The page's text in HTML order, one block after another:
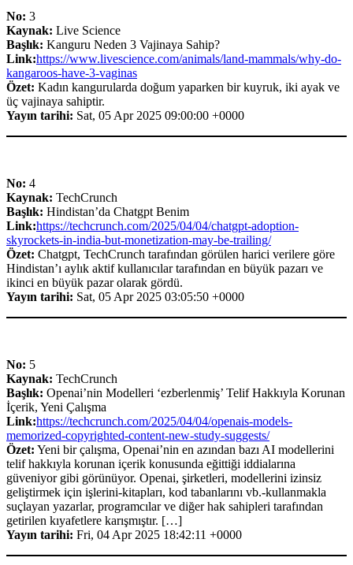
No: 3
Kaynak: Live Science
Başlık: Kanguru Neden 3 Vajinaya Sahip?
Link:https://www.livescience.com/animals/land-mammals/why-do-
kangaroos-have-3-vaginas
Özet: Kadın kangurularda doğum yaparken bir kuyruk, iki ayak ve
üç vajinaya sahiptir.
Yayın tarihi: Sat, 05 Apr 2025 09:00:00 +0000
No: 4
Kaynak: TechCrunch
Başlık: Hindistan’da Chatgpt Benim
Link:https://techcrunch.com/2025/04/04/chatgpt-adoption-
skyrockets-in-india-but-monetization-may-be-trailing/
Özet: Chatgpt, TechCrunch tarafından görülen harici verilere göre
Hindistan’ı aylık aktif kullanıcılar tarafından en büyük pazarı ve
ikinci en büyük pazar olarak gördü.
Yayın tarihi: Sat, 05 Apr 2025 03:05:50 +0000
No: 5
Kaynak: TechCrunch
Başlık: Openai’nin Modelleri ‘ezberlenmiş’ Telif Hakkıyla Korunan
İçerik, Yeni Çalışma
Link:https://techcrunch.com/2025/04/04/openais-models-
memorized-copyrighted-content-new-study-suggests/
Özet: Yeni bir çalışma, Openai’nin en azından bazı AI modellerini
telif hakkıyla korunan içerik konusunda eğittiği iddialarına
güveniyor gibi görünüyor. Openai, şirketleri, modellerini izinsiz
geliştirmek için işlerini-kitapları, kod tabanlarını vb.-kullanmakla
suçlayan yazarlar, programcılar ve diğer hak sahipleri tarafından
getirilen kıyafetlere karışmıştır. […]
Yayın tarihi: Fri, 04 Apr 2025 18:42:11 +0000